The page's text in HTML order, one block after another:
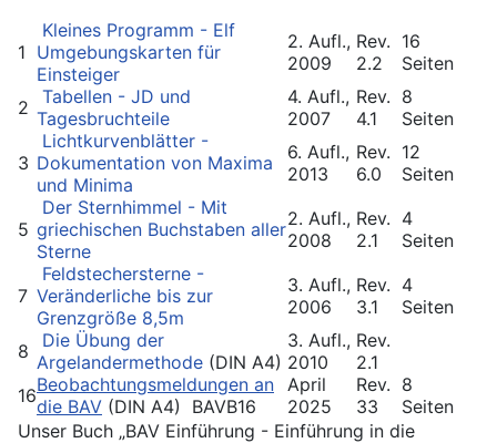
1
Kleines Programm - Elf
Umgebungskarten für
Einsteiger
2. Aufl.,
2009
Rev.
2.2
16
Seiten
2
Tabellen - JD und
Tagesbruchteile
4. Aufl.,
2007
Rev.
4.1
8
Seiten
3
Lichtkurvenblätter -
Dokumentation von Maxima
und Minima
6. Aufl.,
2013
Rev.
6.0
12
Seiten
5
Der Sternhimmel - Mit
griechischen Buchstaben aller
Sterne
2. Aufl.,
2008
Rev.
2.1
4
Seiten
7
Feldstechersterne -
Veränderliche bis zur
Grenzgröße 8,5m
3. Aufl.,
2006
Rev.
3.1
4
Seiten
8
Die Übung der
Argelandermethode (DIN A4)
3. Aufl.,
2010
Rev.
2.1
16Beobachtungsmeldungen an
die BAV (DIN A4) BAVB16
April
2025
Rev.
33
8
Seiten
Unser Buch „BAV Einführung - Einführung in die